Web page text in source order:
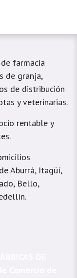
farmacia
de granja,
de distribución
y veterinarias.
rentable y
Aburrá, Itagüí,
Bello,